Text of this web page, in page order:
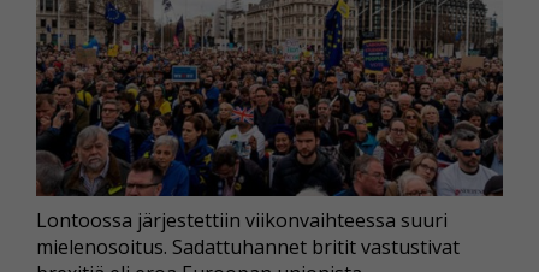
Lontoossa järjestettiin viikonvaihteessa suuri
mielenosoitus. Sadattuhannet britit vastustivat